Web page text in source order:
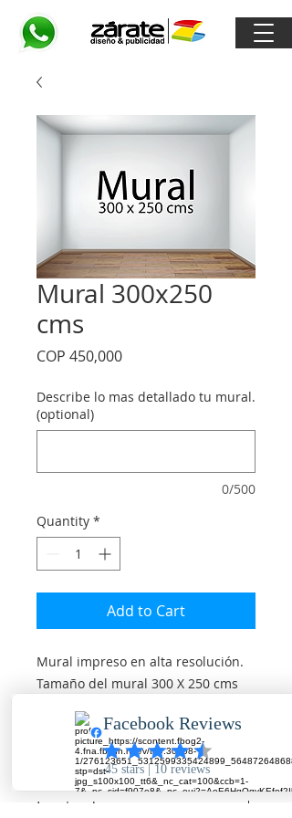
Mural 300x250
cms
COP 450,000Price
Describe lo mas detallado tu mural.
(optional)
0/500
Quantity *
Add to Cart
Mural impreso en alta resolución.
Tamaño del mural 300 X 250 cms
Material: Vinilo para muro,
laminado mate o brillante.
Laminado